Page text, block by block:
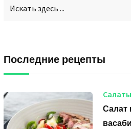
Последние рецепты
Салаты
Салат
васаби